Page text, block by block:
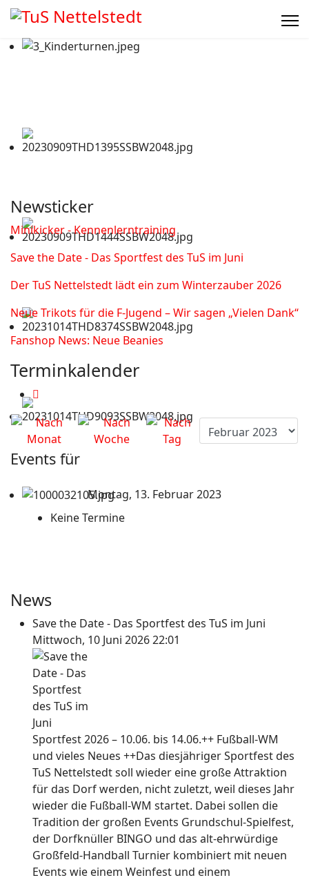
Newsticker
Minikicker - Kennenlerntraining
Save the Date - Das Sportfest des TuS im Juni
Der TuS Nettelstedt lädt ein zum Winterzauber 2026
Neue Trikots für die F-Jugend – Wir sagen „Vielen Dank“
Fanshop News: Neue Beanies
Terminkalender
Events für
Montag, 13. Februar 2023
Keine Termine
News
Save the Date - Das Sportfest des TuS im Juni
Mittwoch, 10 Juni 2026 22:01
Sportfest 2026 – 10.06. bis 14.06.++ Fußball-WM
und vieles Neues ++Das diesjähriger Sportfest des
TuS Nettelstedt soll wieder eine große Attraktion
für das Dorf werden, nicht zuletzt, weil dieses Jahr
wieder die Fußball-WM startet. Dabei sollen die
Tradition der großen Events Grundschul-Spielfest,
der Dorfknüller BINGO und das alt-ehrwürdige
Großfeld-Handball Turnier kombiniert mit neuen
Events wie einem Weinfest und einem